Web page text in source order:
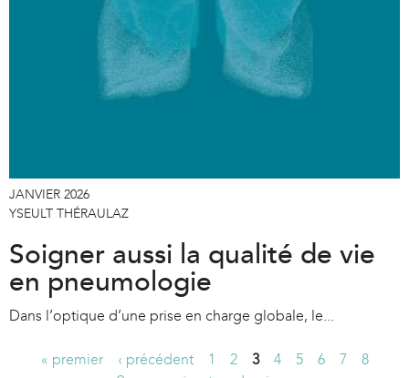
JANVIER 2026
YSEULT THÉRAULAZ
Soigner aussi la qualité de vie
en pneumologie
Dans l’optique d’une prise en charge globale, le...
« premier ‹ précédent 1 2 3 4 5 6 7
8